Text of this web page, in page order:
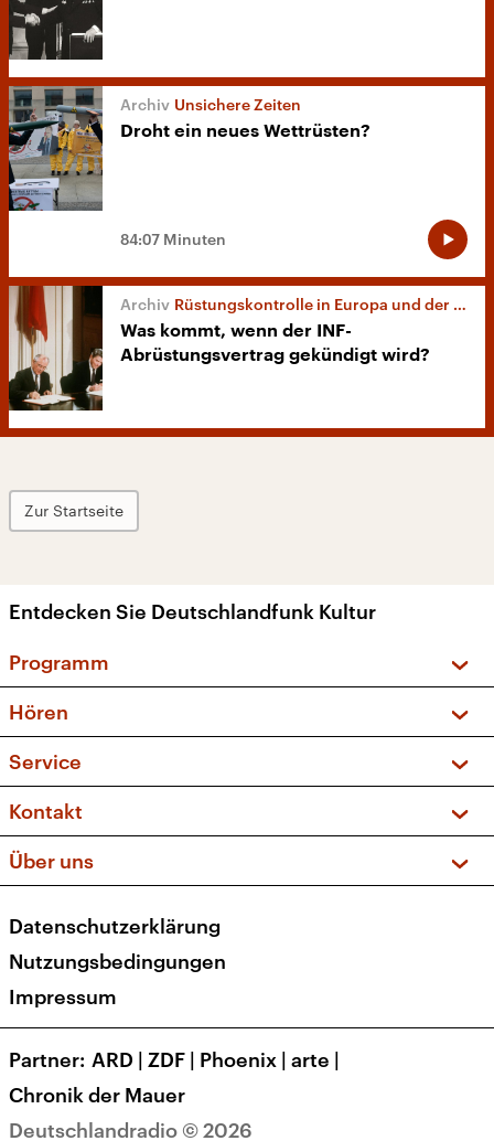
Unsichere Zeiten
Droht ein neues Wettrüsten?
84:07 Minuten
Rüstungskontrolle in Europa und der Welt
Was kommt, wenn der INF-
Abrüstungsvertrag gekündigt wird?
Zur Startseite
Entdecken Sie Deutschlandfunk Kultur
Programm
Sendungen und Podcasts
Musikliste
Kakadu – Das Kinderprogramm
Hören
Frequenzen (UKW + DAB+)
Service
FAQ
Apps
Newsletter
Veranstaltungen
Kontakt
Social Media
Über uns
Presse
Karriere
Transparenz
Deutschlandradio © 2026
Datenschutzerklärung
Nutzungsbedingungen
Impressum
Partner ARD | ZDF | Phoenix | arte |
Chronik der Mauer